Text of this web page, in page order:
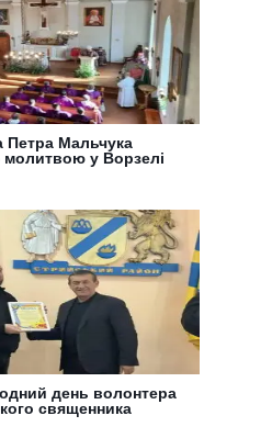
Петра Мальчука
у Ворзелі
день волонтера
священника